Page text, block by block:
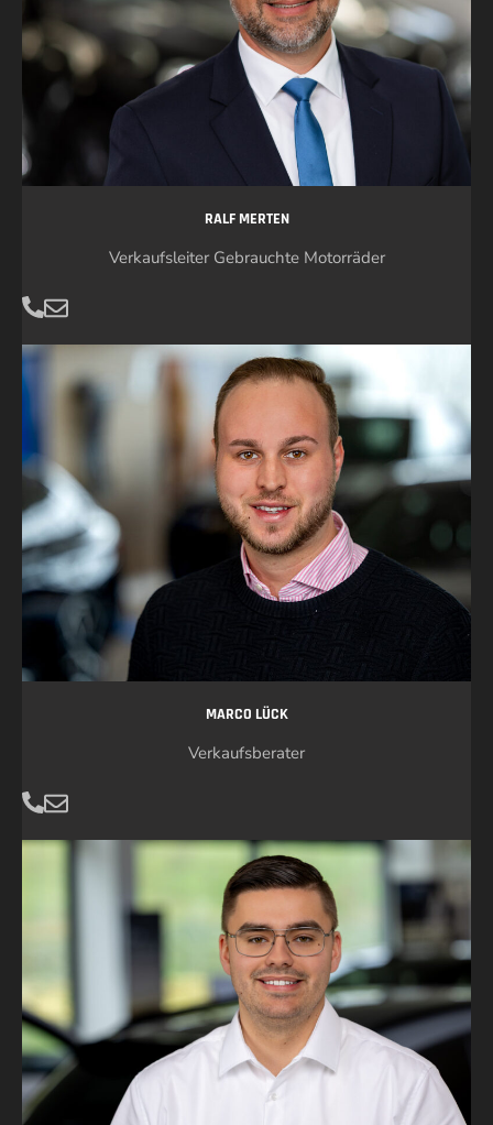
RALF MERTEN
Verkaufsleiter Gebrauchte Motorräder
MARCO LÜCK
Verkaufsberater